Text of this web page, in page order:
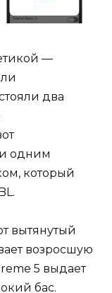
—
два
одним
который
вытянутый
возросшую
5 выдает
бас.